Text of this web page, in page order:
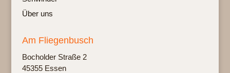
Über uns
Am Fliegenbusch
Bochol­der Stra­ße 2
45355 Essen